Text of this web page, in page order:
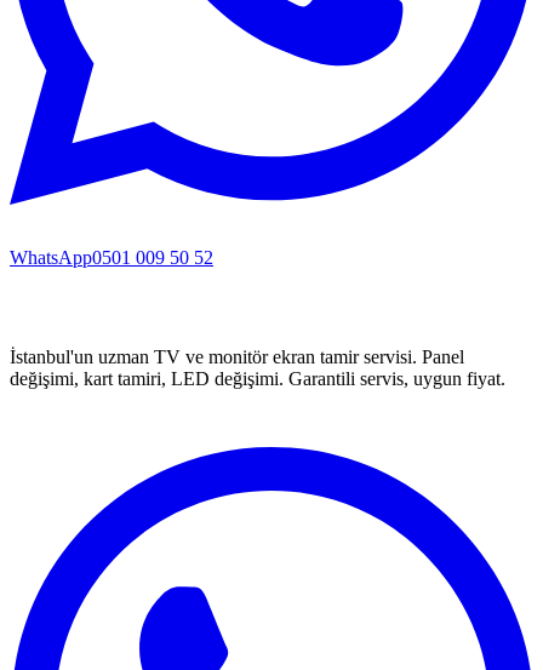
WhatsApp0501 009 50 52
İstanbul'un uzman TV ve monitör ekran tamir servisi. Panel
değişimi, kart tamiri, LED değişimi. Garantili servis, uygun fiyat.